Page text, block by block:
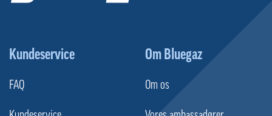
Kundeservice
FAQ
Om Bluegaz
Om os